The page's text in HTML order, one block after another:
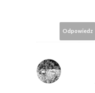
Odpowiedz